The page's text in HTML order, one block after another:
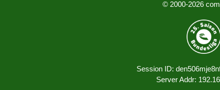
© 2000-2026
Session ID:
Server Addr: